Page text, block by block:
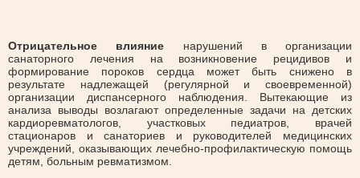
Отрицательное влияние нарушений в организации
санаторного лечения на возникновение рецидивов и
формирование пороков сердца может быть снижено в
результате надлежащей (регулярной и своевременной)
организации диспансерного наблюдения. Вытекающие из
анализа выводы возлагают определенные задачи на детских
кардиоревматологов, участковых педиатров, врачей
стационаров и санаториев и руководителей медицинских
учреждений, оказывающих лечебно-профилактическую помощь
детям, больным ревматизмом.